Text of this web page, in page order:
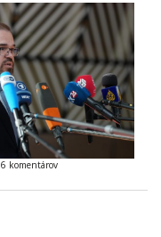
6 komentárov